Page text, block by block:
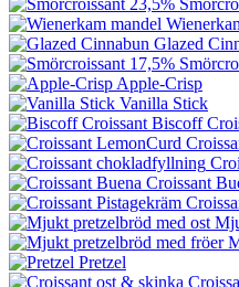
Glazed
Apple-Crisp
Vanilla Stick
Biscoff
Croissant
Pretzel